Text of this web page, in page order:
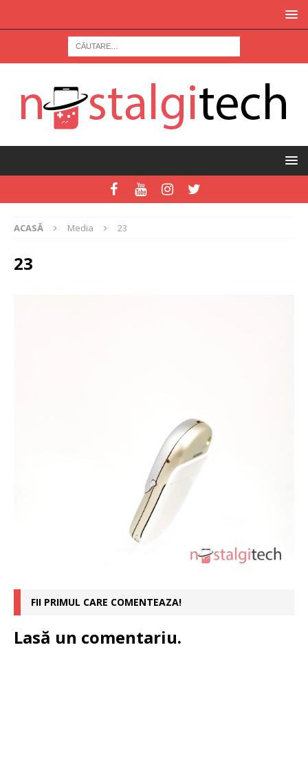
ACASĂ Media 23
23
FII PRIMUL CARE COMENTEAZA!
Lasă un comentariu.